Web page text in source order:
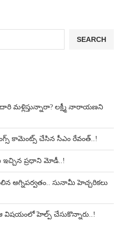
SEARCH
మళ్లిస్తున్నారా? లక్ష్మీ నారాయణని
కామెంట్స్ చేసిన సీఎం రేవంత్..!
ఇచ్చిన ప్రధాని మోడీ..!
అగ్నిపర్వతం.. సునామీ హెచ్చరికలు
విషయంలో హెల్ప్ చేసుకొన్నారు..!